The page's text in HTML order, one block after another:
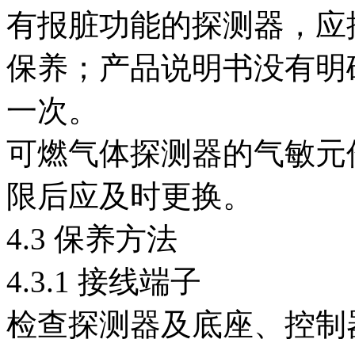
有报脏功能的探测器，
保养；产品说明书没有
一次。
可燃气体探测器的气敏
限后应及时更换。
4.3 保养方法
4.3.1 接线端子
检查探测器及底座、控